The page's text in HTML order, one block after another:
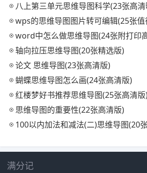
八上第三单元思维导图科学(23张高
wps的思维导图图片转可编辑(25张
word中怎么做思维导图(24张附打印
轴向拉压思维导图(20张精选版)
论文 思维导图(23张高清版)
蝴蝶思维导图怎么画(24张高清版)
红楼梦好书推荐思维导图(25张高清
思维导图的重要性(22张高清版)
100以内加法和减法(二)思维导图(20
满分记